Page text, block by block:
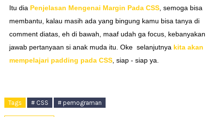
Itu dia Penjelasan Mengenai Margin Pada CSS, semoga bisa
membantu, kalau masih ada yang bingung kamu bisa tanya di
comment diatas, eh di bawah, maaf udah ga focus, kebanyakan
jawab pertanyaan si anak muda itu. Oke selanjutnya kita akan
mempelajari padding pada CSS, siap - siap ya.
Tags # CSS # pemograman